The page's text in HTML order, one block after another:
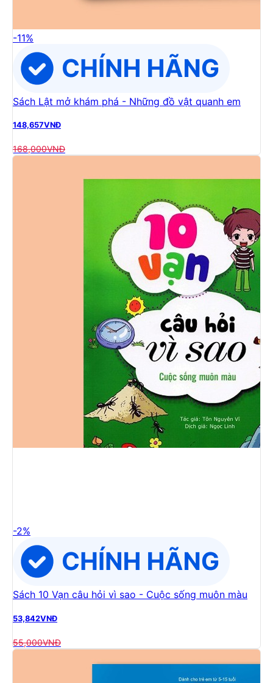
-11%
Sách Lật mở khám phá - Những đồ vật quanh em
148,657VNĐ
168,000VNĐ
-2%
Sách 10 Vạn câu hỏi vì sao - Cuộc sống muôn màu
53,842VNĐ
55,000VNĐ